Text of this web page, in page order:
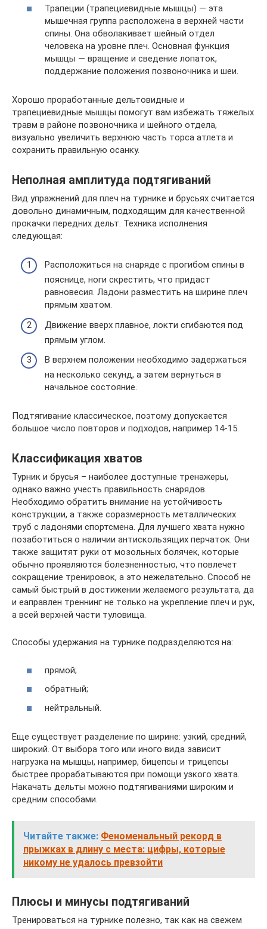
Трапеции (трапециевидные мышцы) — эта
мышечная группа расположена в верхней части
спины. Она обволакивает шейный отдел
человека на уровне плеч. Основная функция
мышцы — вращение и сведение лопаток,
поддержание положения позвоночника и шеи.
Хорошо проработанные дельтовидные и
трапециевидные мышцы помогут вам избежать тяжелых
травм в районе позвоночника и шейного отдела,
визуально увеличить верхнюю часть торса атлета и
сохранить правильную осанку.
Неполная амплитуда подтягиваний
Вид упражнений для плеч на турнике и брусьях считается
довольно динамичным, подходящим для качественной
прокачки передних дельт. Техника исполнения
следующая:
Расположиться на снаряде с прогибом спины в
пояснице, ноги скрестить, что придаст
равновесия. Ладони разместить на ширине плеч
прямым хватом.
Движение вверх плавное, локти сгибаются под
прямым углом.
В верхнем положении необходимо задержаться
на несколько секунд, а затем вернуться в
начальное состояние.
Подтягивание классическое, поэтому допускается
большое число повторов и подходов, например 14-15.
Классификация хватов
Турник и брусья – наиболее доступные тренажеры,
однако важно учесть правильность снарядов.
Необходимо обратить внимание на устойчивость
конструкции, а также соразмерность металлических
труб с ладонями спортсмена. Для лучшего хвата нужно
позаботиться о наличии антискользящих перчаток. Они
также защитят руки от мозольных болячек, которые
обычно проявляются болезненностью, что повлечет
сокращение тренировок, а это нежелательно. Способ не
самый быстрый в достижении желаемого результата, да
и еаправлен треннинг не только на укрепление плеч и рук,
а всей верхней части туловища.
Способы удержания на турнике подразделяются на:
прямой;
обратный;
нейтральный.
Еще существует разделение по ширине: узкий, средний,
широкий. От выбора того или иного вида зависит
нагрузка на мышцы, например, бицепсы и трицепсы
быстрее прорабатываются при помощи узкого хвата.
Накачать дельты можно подтягиваниями широким и
средним способами.
Читайте также: Феноменальный рекорд в
прыжках в длину с места: цифры, которые
никому не удалось превзойти
Плюсы и минусы подтягиваний
Тренироваться на турнике полезно, так как на свежем